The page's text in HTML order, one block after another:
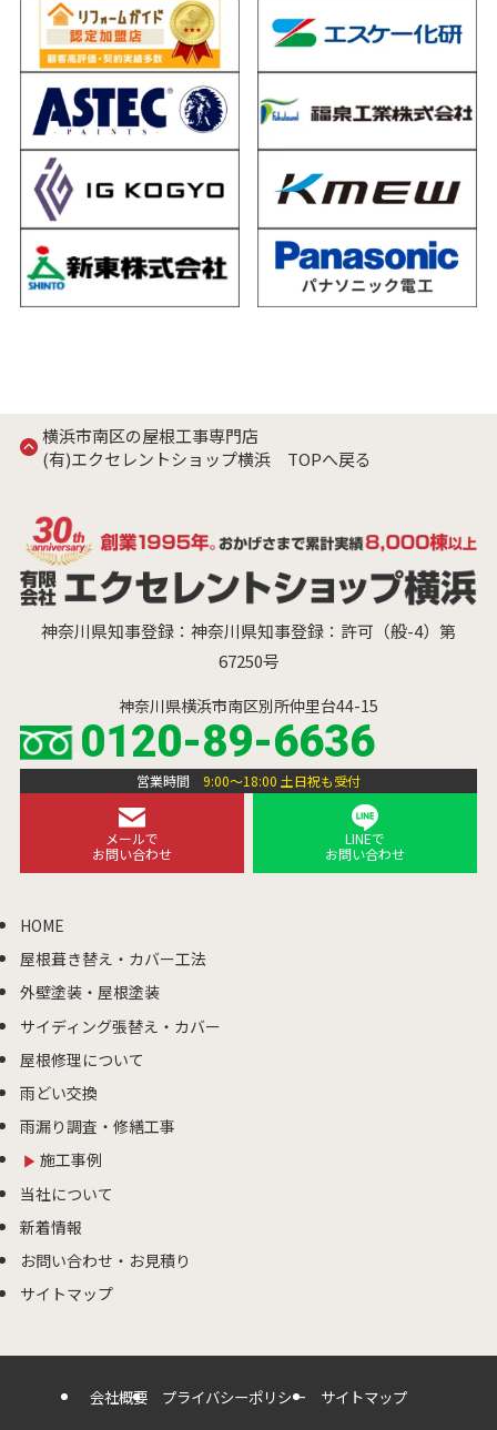
横浜市南区の屋根工事専門店
(有)エクセレントショップ横浜 TOPへ戻る
神奈川県知事登録：神奈川県知事登録：許可（般-4）第
67250号
神奈川県横浜市南区別所仲里台44-15
0120-89-6636
営業時間 9:00～18:00 土日祝も受付
メールで
お問い合わせ
LINEで
お問い合わせ
HOME
屋根葺き替え・カバー工法
外壁塗装・屋根塗装
サイディング張替え・カバー
屋根修理について
雨どい交換
雨漏り調査・修繕工事
施工事例
当社について
新着情報
お問い合わせ・お見積り
サイトマップ
会社概要 プライバシーポリシー サイトマップ